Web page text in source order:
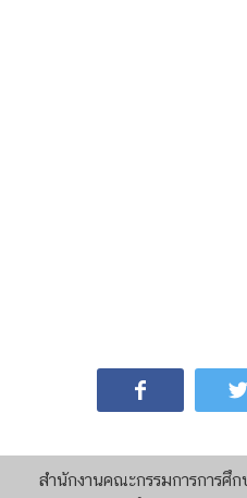
สํานักงานคณะกรรมการการศึ